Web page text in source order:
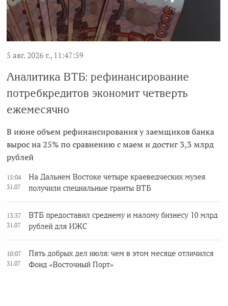
5 авг. 2026 г., 11:47:59
Аналитика ВТБ: рефинансирование
потребкредитов экономит четверть
ежемесячно
В июне объем рефинансирования у заемщиков банка
вырос на 25% по сравнению с маем и достиг 3,3 млрд
рублей
15:04
31.07
На Дальнем Востоке четыре краеведческих музея
получили специальные гранты ВТБ
13:37
31.07
ВТБ предоставил среднему и малому бизнесу 10 млрд
рублей для ИЖС
10:07
31.07
Пять добрых дел июля: чем в этом месяце отличился
Фонд «Восточный Порт»